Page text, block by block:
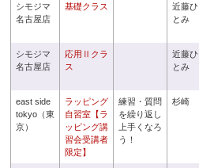
シモジマ
名古屋店
基礎クラス
近藤ひ
とみ
シモジマ
名古屋店
応用Ⅱクラ
ス
近藤ひ
とみ
east side
tokyo（東
京）
ラッピング
自習室【ラ
ッピング講
習会受講者
限定】
練習・質問
を繰り返し
上手くなろ
う！
杉崎